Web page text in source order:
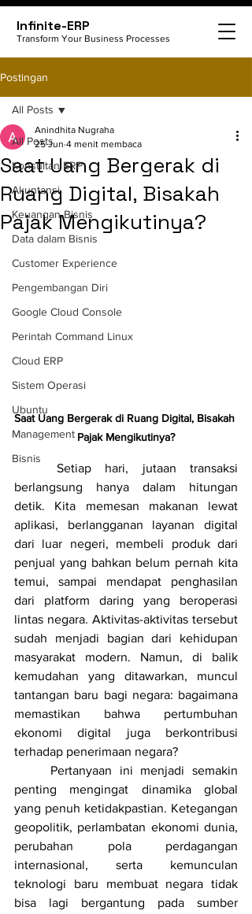
Infinite-ERP
Transform Your Business Processes
Postingan
All Posts
Konsultan ERP
Akuntansi
Keuangan Bisnis
Data dalam Bisnis
Customer Experience
Pengembangan Diri
Google Cloud Console
Perintah Command Linux
Cloud ERP
Sistem Operasi
Ubuntu
Management
Bisnis
All Posts
Saat Uang Bergerak di
Ruang Digital, Bisakah
Pajak Mengikutinya?
Anindhita Nugraha
25 Jun 4 menit membaca
Saat Uang Bergerak di Ruang Digital, Bisakah
Pajak Mengikutinya?
berlangsung hanya dalam hitungan
detik. Kita memesan makanan lewat
aplikasi, berlangganan layanan digital
dari luar negeri, membeli produk dari
penjual yang bahkan belum pernah kita
temui, sampai mendapat penghasilan
dari platform daring yang beroperasi
lintas negara. Aktivitas-aktivitas tersebut
sudah menjadi bagian dari kehidupan
masyarakat modern. Namun, di balik
kemudahan yang ditawarkan, muncul
tantangan baru bagi negara: bagaimana
memastikan bahwa pertumbuhan
ekonomi digital juga berkontribusi
terhadap penerimaan negara?
penting mengingat dinamika global
yang penuh ketidakpastian. Ketegangan
geopolitik, perlambatan ekonomi dunia,
perubahan pola perdagangan
internasional, serta kemunculan
teknologi baru membuat negara tidak
bisa lagi bergantung pada sumber